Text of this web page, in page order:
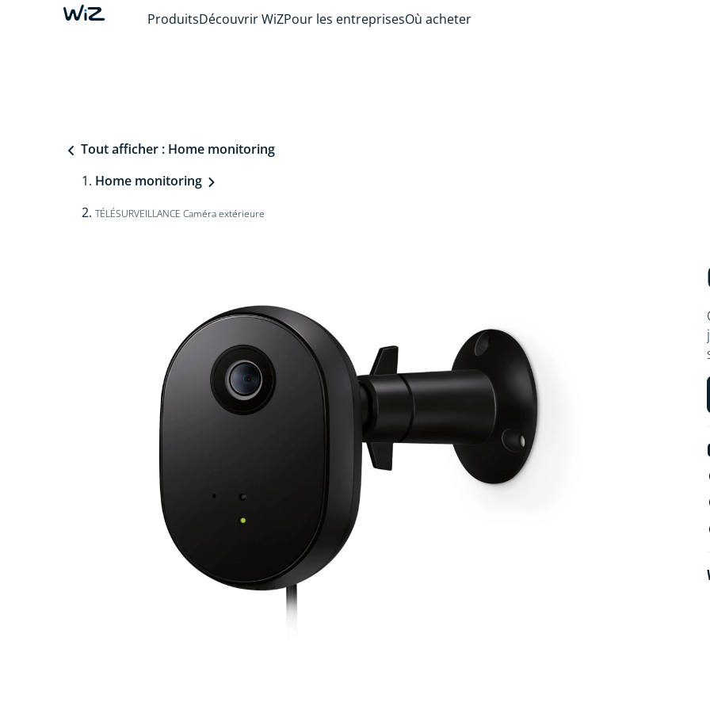
ProduitsDécouvrir WiZPour les entreprisesOù acheter
Tout afficher : Home monitoring
Home monitoring
TÉLÉSURVEILLANCE Caméra extérieure